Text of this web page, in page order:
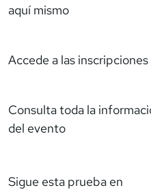
aquí mismo
Accede a las inscripciones
Consulta toda la
del evento
Sigue esta prueba en